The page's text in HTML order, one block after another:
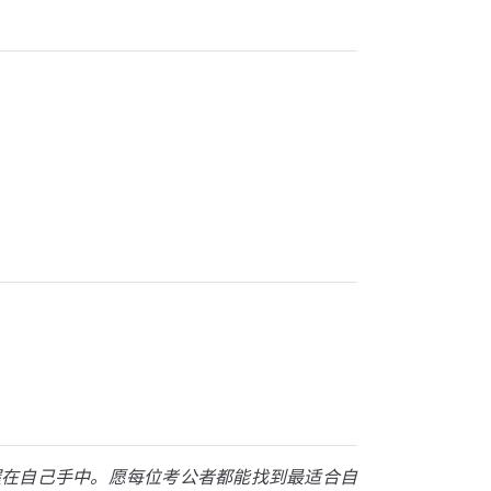
自己手中。愿每位考公者都能找到最适合自